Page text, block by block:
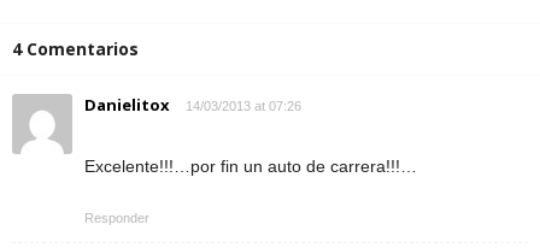
4 Comentarios
Danielitox 14/03/2013 at 07:26
Excelente!!!…por fin un auto de carrera!!!…
Responder